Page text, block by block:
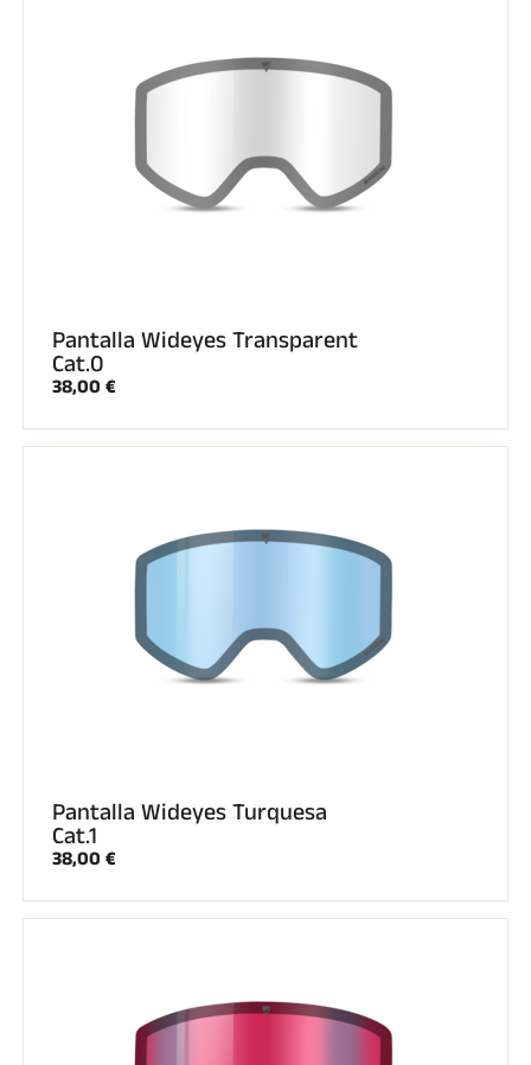
Pantalla Wideyes Transparent
Cat.0
38,00 €
Pantalla Wideyes Turquesa
Cat.1
38,00 €